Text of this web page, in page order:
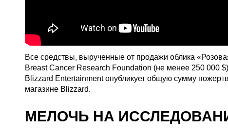
Все средствы, вырученные от продажи облика
Breast Cancer Research Foundation (не менее 250 000
Blizzard Entertainment опубликует общую сумму
магазине Blizzard.
МЕЛОЧЬ НА